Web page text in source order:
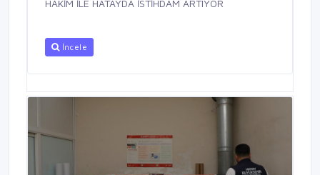
HAKİM İLE HATAYDA İSTİHDAM ARTIYOR
İncele